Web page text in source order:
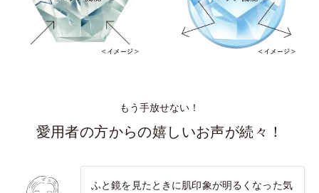
もう手放せない！
愛用者の方からの嬉しいお声が続々！
ふと鏡を見たときに肌印象が明るくなった気